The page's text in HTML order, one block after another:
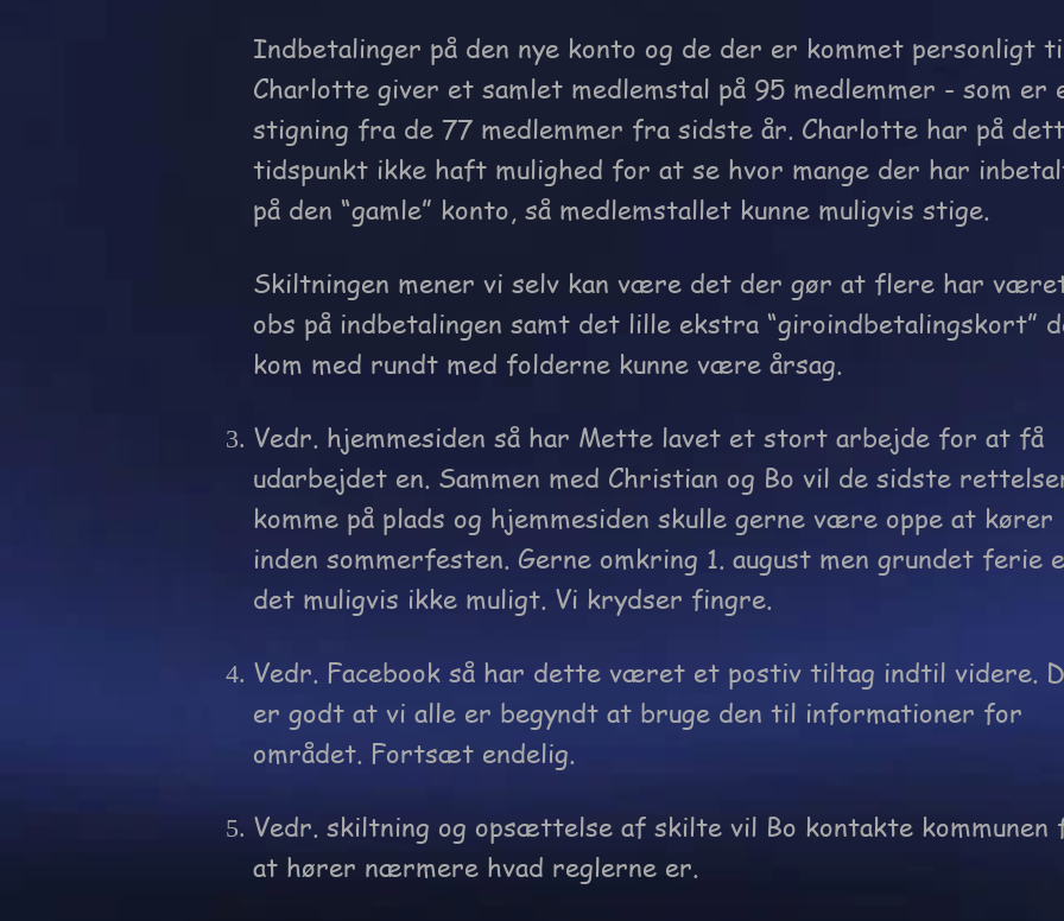
Indbetalinger på den nye konto og de der er kommet personligt
Charlotte giver et samlet medlemstal på 95 medlemmer - som er
stigning fra de 77 medlemmer fra sidste år. Charlotte har på
tidspunkt ikke haft mulighed for at se hvor mange der har
på den “gamle” konto, så medlemstallet kunne muligvis stige.
Skiltningen mener vi selv kan være det der gør at flere har
obs på indbetalingen samt det lille ekstra “giroindbetalingskort”
kom med rundt med folderne kunne være årsag.
Vedr. hjemmesiden så har Mette lavet et stort arbejde for at få
udarbejdet en. Sammen med Christian og Bo vil de sidste
komme på plads og hjemmesiden skulle gerne være oppe at kører
inden sommerfesten. Gerne omkring 1. august men grundet ferie
det muligvis ikke muligt. Vi krydser fingre.
Vedr. Facebook så har dette været et postiv tiltag indtil videre.
er godt at vi alle er begyndt at bruge den til informationer for
området. Fortsæt endelig.
Vedr. skiltning og opsættelse af skilte vil Bo kontakte kommunen
at hører nærmere hvad reglerne er.